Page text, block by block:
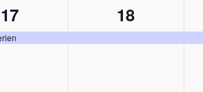
1
Veranstaltung,
17
1
18